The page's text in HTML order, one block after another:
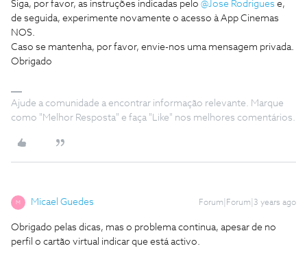
Siga, por favor, as instruções indicadas pelo @Jose Rodrigues e,
de seguida, experimente novamente o acesso à App Cinemas
NOS.
Caso se mantenha, por favor, envie-nos uma mensagem privada.
Obrigado
Ajude a comunidade a encontrar informação relevante. Marque
como "Melhor Resposta" e faça "Like" nos melhores comentários.
M Micael Guedes Forum|Forum|3 years ago
Obrigado pelas dicas, mas o problema continua, apesar de no
perfil o cartão virtual indicar que está activo.